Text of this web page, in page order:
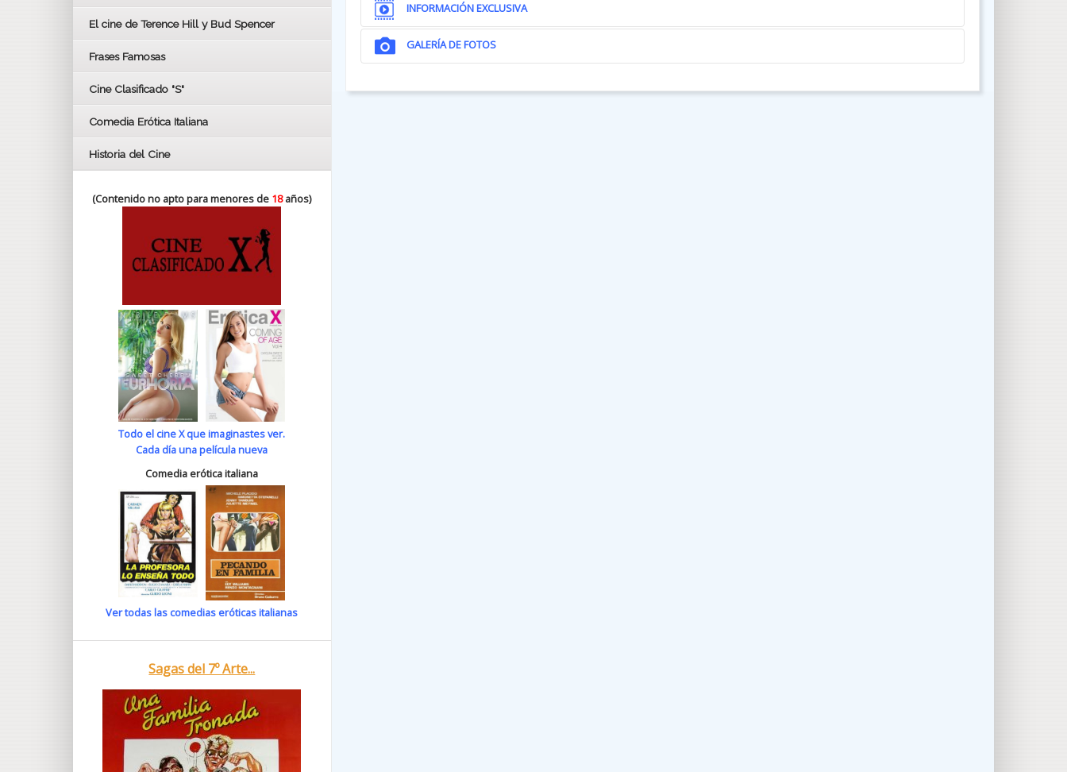
INFORMACIÓN EXCLUSIVA
GALERÍA DE FOTOS
BAFTA
El cine de Terence Hill y Bud Spencer
Frases Famosas
Cine Clasificado "S"
Comedia Erótica Italiana
Historia del Cine
(Contenido no apto para menores de 18años)
Todo el cine X que imaginastes ver.
Cada día una película nueva
Comedia erótica italiana
Ver todas las comedias eróticas italianas
Sagas del 7º Arte...